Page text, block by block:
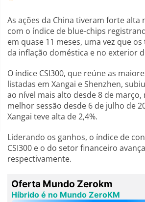
As ações da China tiveram forte alta
com o índice de blue-chips
em quase 11 meses, uma vez que
da inflação doméstica e no exterior
O índice CSI300, que reúne as
listadas em Xangai e Shenzhen,
ao nível mais alto desde 8 de março,
melhor sessão desde 6 de julho de
Xangai teve alta de 2,4%.
Liderando os ganhos, o índice de
CSI300 e o do setor financeiro
respectivamente.